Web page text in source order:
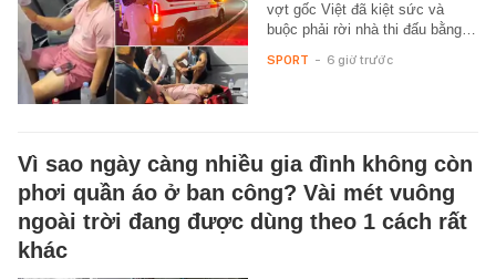
vợt gốc Việt đã kiệt sức và
buộc phải rời nhà thi đấu bằng…
SPORT - 6 giờ trước
Vì sao ngày càng nhiều gia đình không còn
phơi quần áo ở ban công? Vài mét vuông
ngoài trời đang được dùng theo 1 cách rất
khác